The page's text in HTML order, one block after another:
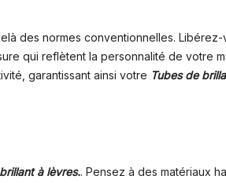
des normes conventionnelles. Libérez-
qui reflètent la personnalité de votre
garantissant ainsi votre Tubes de
à lèvres.. Pensez à des matériaux